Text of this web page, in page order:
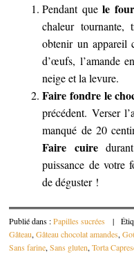
Pendant quele
chaleur
obtenir un appareil
d’œufs, l’amande
neige et la levure.
Faire fondre le
précédent. Verser
manqué de 20
Faire cuire
puissance de votre
de déguster !
Publié dans :Papilles sucrées |
Gâteau,Gâteau chocolat amandes,
Sans farine,Sans gluten,Torta